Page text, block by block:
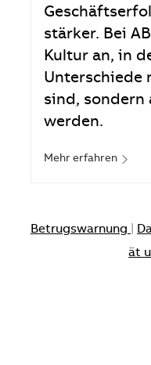
stärker. Bei
Kultur an, in
Unterschiede
sind, sondern
werden.
Mehr erfahren
Betrugswarnung
ät